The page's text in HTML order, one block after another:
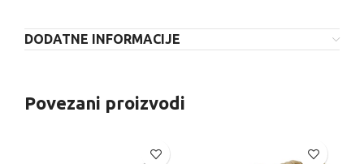
DODATNE INFORMACIJE
Povezani proizvodi